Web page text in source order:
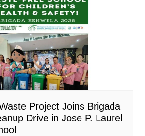
Project Joins Brigada
Drive in Jose P. Laurel